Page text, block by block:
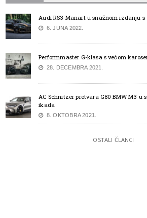
Audi RS3 Manart u snažnom izdanju s
6. JUNA 2022.
Performmaster G-klasa s većom
28. DECEMBRA 2021.
AC Schnitzer pretvara G80 BMW M3 u
ikada
8. OKTOBRA 2021.
OSTALI ČLANCI